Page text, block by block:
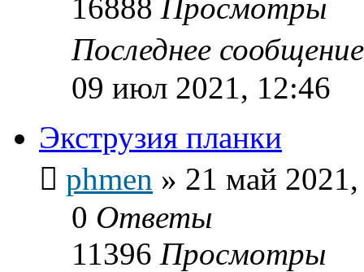
16888 Просмотры
Последнее
09 июл 2021, 12:46
Экструзия планки
phmen » 21 май
0 Ответы
11396 Просмотры